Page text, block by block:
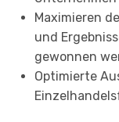
Maximieren
und
gewonnen
Optimierte